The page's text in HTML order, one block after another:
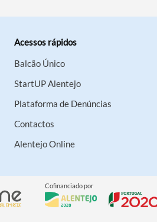
Acessos rápidos
Balcão Único
StartUP Alentejo
Plataforma de Denúncias
Contactos
Alentejo Online
Cofinanciado por